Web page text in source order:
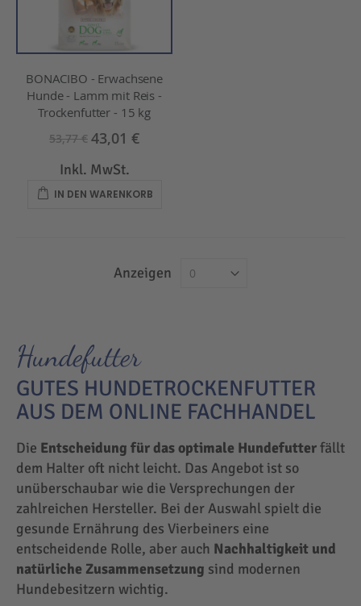
BONACIBO - Erwachsene
Hunde - Lamm mit Reis -
Trockenfutter - 15 kg
53,77 € 43,01 €
Inkl. MwSt.
IN DEN WARENKORB
Anzeigen
Hundefutter
GUTES HUNDETROCKENFUTTER
AUS DEM ONLINE FACHHANDEL
Die Entscheidung für das optimale Hundefutterfällt
dem Halter oft nicht leicht. Das Angebot ist so
unüberschaubar wie die Versprechungen der
zahlreichen Hersteller. Bei der Auswahl spielt die
gesunde Ernährung des Vierbeiners eine
entscheidende Rolle, aber auch Nachhaltigkeit und
natürliche Zusammensetzung sind modernen
Hundebesitzern wichtig.